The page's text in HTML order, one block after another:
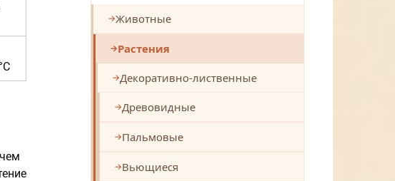
Животные
Растения
Декоративно-лиственные
Древовидные
Пальмовые
Вьющиеся